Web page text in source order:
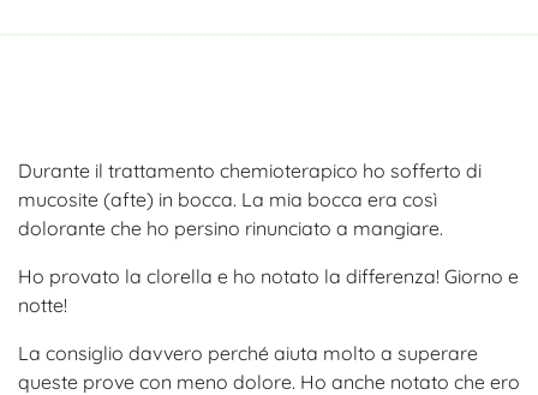
Durante il trattamento chemioterapico ho sofferto di
mucosite (afte) in bocca. La mia bocca era così
dolorante che ho persino rinunciato a mangiare.
Ho provato la clorella e ho notato la differenza! Giorno e
notte!
La consiglio davvero perché aiuta molto a superare
queste prove con meno dolore. Ho anche notato che ero